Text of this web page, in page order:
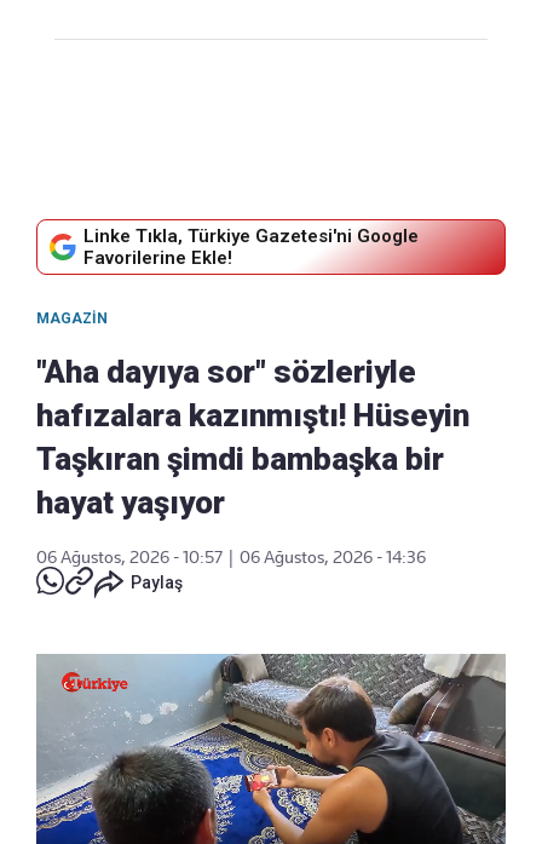
Linke Tıkla, Türkiye Gazetesi'ni Google
Favorilerine Ekle!
MAGAZIN
"Aha dayıya sor" sözleriyle
hafızalara kazınmıştı! Hüseyin
Taşkıran şimdi bambaşka bir
hayat yaşıyor
06 Ağustos, 2026 - 10:57
06 Ağustos, 2026 - 14:36
Paylaş